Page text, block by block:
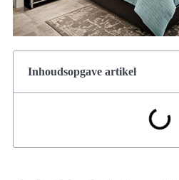
Inhoudsopgave artikel